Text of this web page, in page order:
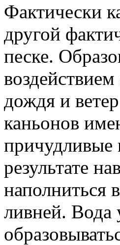
Фактически
другой
песке.
дождя и
каньонов
причудливые
результате
наполниться
ливней. Вода